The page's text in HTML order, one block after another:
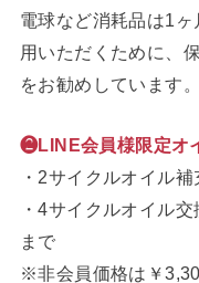
電球など消耗品は1
用いただくために、
をお勧めしています。
❷LINE会員様限定オ
・2サイクルオイル
・4サイクルオイル
まで
※非会員価格は￥